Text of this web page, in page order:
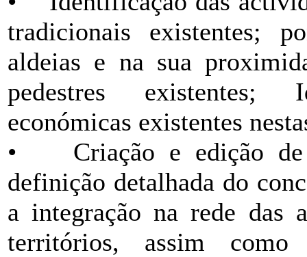
tradicionais existentes;
aldeias e na sua
pedestres existentes;
económicas existentes
• Criação e edição de
definição detalhada do
a integração na rede das
territórios, assim como